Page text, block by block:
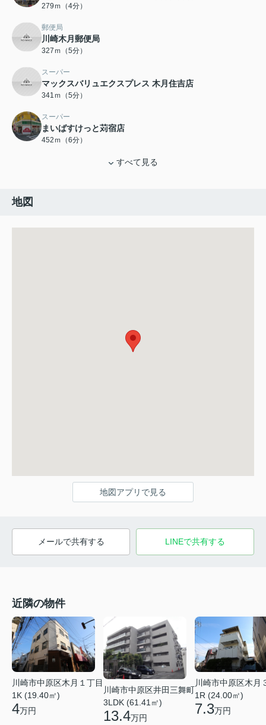
279ｍ（4分）
郵便局
川崎木月郵便局
327ｍ（5分）
スーパー
マックスバリュエクスプレス 木月住吉店
341ｍ（5分）
スーパー
まいばすけっと苅宿店
452ｍ（6分）
すべて見る
地図
地図アプリで見る
メールで共有する LINEで共有する
近隣の物件
川崎市中原区木月１丁目
1K (19.40㎡)
4万円
川崎市中原区井田三舞町
3LDK (61.41㎡)
13.4万円
川崎市中原区木月
1R (24.00㎡)
7.3万円